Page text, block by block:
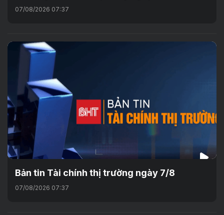
07/08/2026 07:37
Bản tin Tài chính thị trường ngày 7/8
07/08/2026 07:37